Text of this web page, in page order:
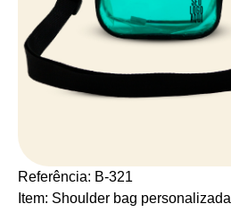
Referência: B-321
Item: Shoulder bag personalizada